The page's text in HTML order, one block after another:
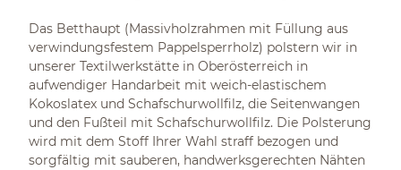
Das Betthaupt (Massivholzrahmen mit Füllung aus
verwindungsfestem Pappelsperrholz) polstern wir in
unserer Textilwerkstätte in Oberösterreich in
aufwendiger Handarbeit mit weich-elastischem
Kokoslatex und Schafschurwollfilz, die Seitenwangen
und den Fußteil mit Schafschurwollfilz. Die Polsterung
wird mit dem Stoff Ihrer Wahl straff bezogen und
sorgfältig mit sauberen, handwerksgerechten Nähten